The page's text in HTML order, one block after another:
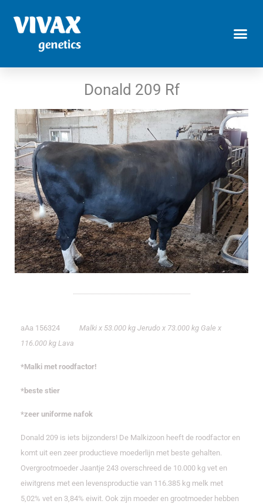
Donald 209 Rf
aAa 156324 Malki x 53.000 kg Jerudo x 73.000 kg Gale x
116.000 kg Lava
*Malki met roodfactor!
*beste stier
*zeer uniforme nafok
Donald 209 is iets bijzonders! De Malkizoon heeft de roodfactor en
komt uit een zeer productieve moederlijn met beste gehalten.
Overgrootmoeder Jaantje 243 overschreed de 10.000 kg vet en
eiwitgrens met een levensproductie van 116.385 kg melk met
5,02% vet en 3,84% eiwit. Ook zijn moeder en grootmoeder hebben